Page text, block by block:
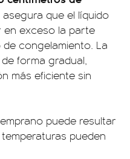
asegura que el líquido
en exceso la parte
congelamiento. La
forma gradual,
más eficiente sin